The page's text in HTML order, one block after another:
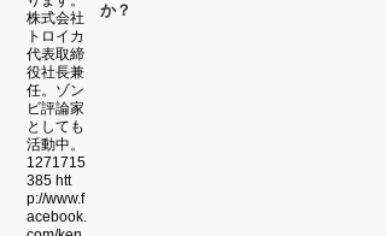
か？
雲の形（十種雲形まとめ）
吉本新喜劇の歴代座長
前田利家は唐沢寿明だけ？まつは…
珍獣テンレックの護身術～日本最…
米国の情報機関(CIA、FBI…
サウナ王お気に入りサウナ全国ベ…